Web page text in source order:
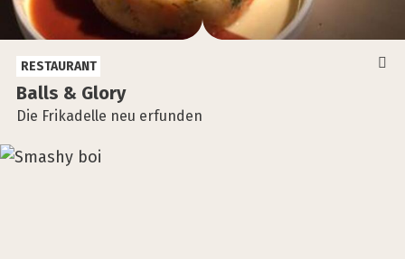
Balls & Glo­ry
Die Frikadelle neu erfunden
RESTAURANT